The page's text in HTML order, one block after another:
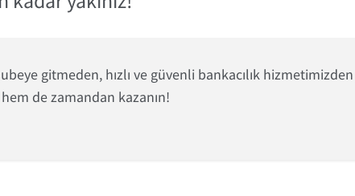
gitmeden, hızlı ve güvenli bankacılık
de zamandan kazanın!